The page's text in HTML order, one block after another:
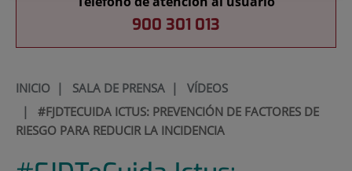
900 301 013
INICIO| SALA DE PRENSA| VÍDEOS
| #FJDTECUIDA ICTUS: PREVENCIÓN DE FACTORES DE
RIESGO PARA REDUCIR LA INCIDENCIA